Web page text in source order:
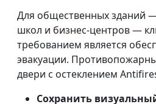
Для общественных зданий
школ и бизнес-центров —
требованием является
эвакуации.
двери с остеклением
Сохранить